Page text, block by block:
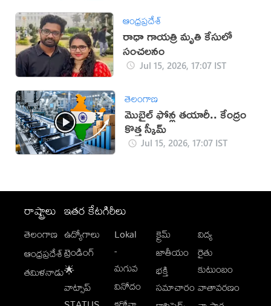
ఆంధ్రప్రదేశ్
రాధా గాయత్రి మృతి కేసులో
సంచలనం
Jul 15, 2026, 17:07 IST
తెలంగాణ
మొబైల్‌ ఫోన్ల తయారీ.. కేంద్రం
కొత్త స్కీమ్‌
Jul 15, 2026, 17:07 IST
రాష్ట్రాలు
తెలంగాణ
ఆంధ్రప్రదేశ్
తమిళనాడు
ఇతర కేటగిరీలు
ఉద్యోగాలు
ట్రెండింగ్
🌟
వాట్సాప్
Lokal
-
మగువ
వినోదం
క్రైమ్
జాతీయం
భక్తి
సమాచారం
విద్య
రైతు
కుటుంబం
వాతావరణం